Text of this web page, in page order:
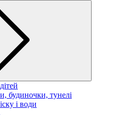
будиночки, тунелі
і води